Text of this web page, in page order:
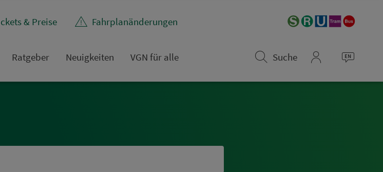
& Preise Fahr­plan­ände­rungen
Rat­ge­ber Neuigkeiten VGN für alle
Suche